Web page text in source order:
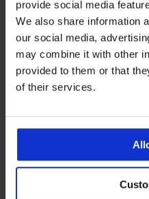
provide social media
We also share information
our social media,
may combine it with other
provided to them or that
of their services.
-20%